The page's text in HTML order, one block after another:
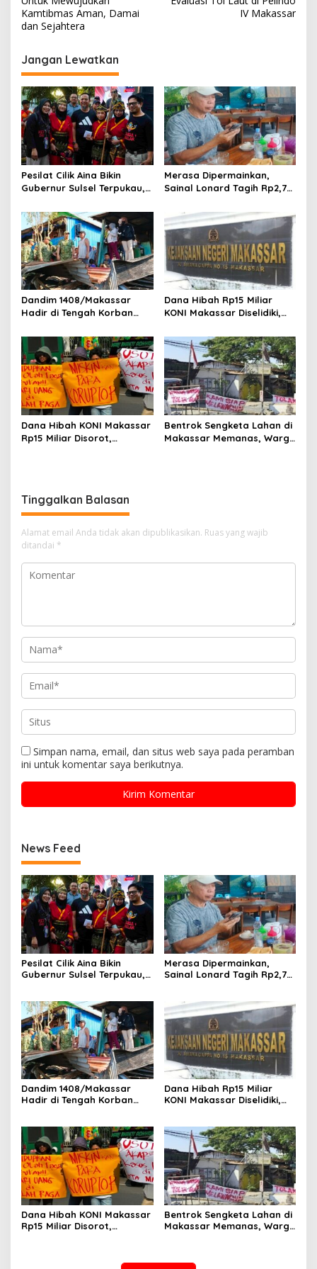
v
g
a
s
i
p
o
s
Kamtibmas Aman, Damai
dan Sejahtera
IV Makassar
Jangan Lewatkan
Pesilat Cilik Aina Bikin
Gubernur Sulsel Terpukau,
Menggelegar di Harmoni
Kemanusiaan
Merasa Dipermainkan,
Sainal Lonard Tagih Rp2,75
Sengketa Lahan 27 Ribu
Meter Persegi
Dandim 1408/Makassar
Hadir di Tengah Korban
Bantuan dan Bangkitkan
Harapan
Dana Hibah Rp15 Miliar
KONI Makassar Diselidiki,
Mundurnya 9 Pengurus
Dana Hibah KONI Makassar
Rp15 Miliar Disorot,
Bentrok Sengketa Lahan di
Makassar Memanas, Warga
Tinggalkan Balasan
Alamat email Anda tidak akan dipublikasikan. Ruas yang wajib
ditandai *
Simpan nama, email, dan situs web saya pada peramban
ini untuk komentar saya berikutnya.
News Feed
Pesilat Cilik Aina Bikin
Gubernur Sulsel Terpukau,
Kemanusiaan
Merasa Dipermainkan,
Sainal Lonard Tagih Rp2,75
Meter Persegi
Dandim 1408/Makassar
Hadir di Tengah Korban
Harapan
Dana Hibah Rp15 Miliar
KONI Makassar Diselidiki,
Dana Hibah KONI Makassar
Rp15 Miliar Disorot,
Bentrok Sengketa Lahan di
Makassar Memanas, Warga